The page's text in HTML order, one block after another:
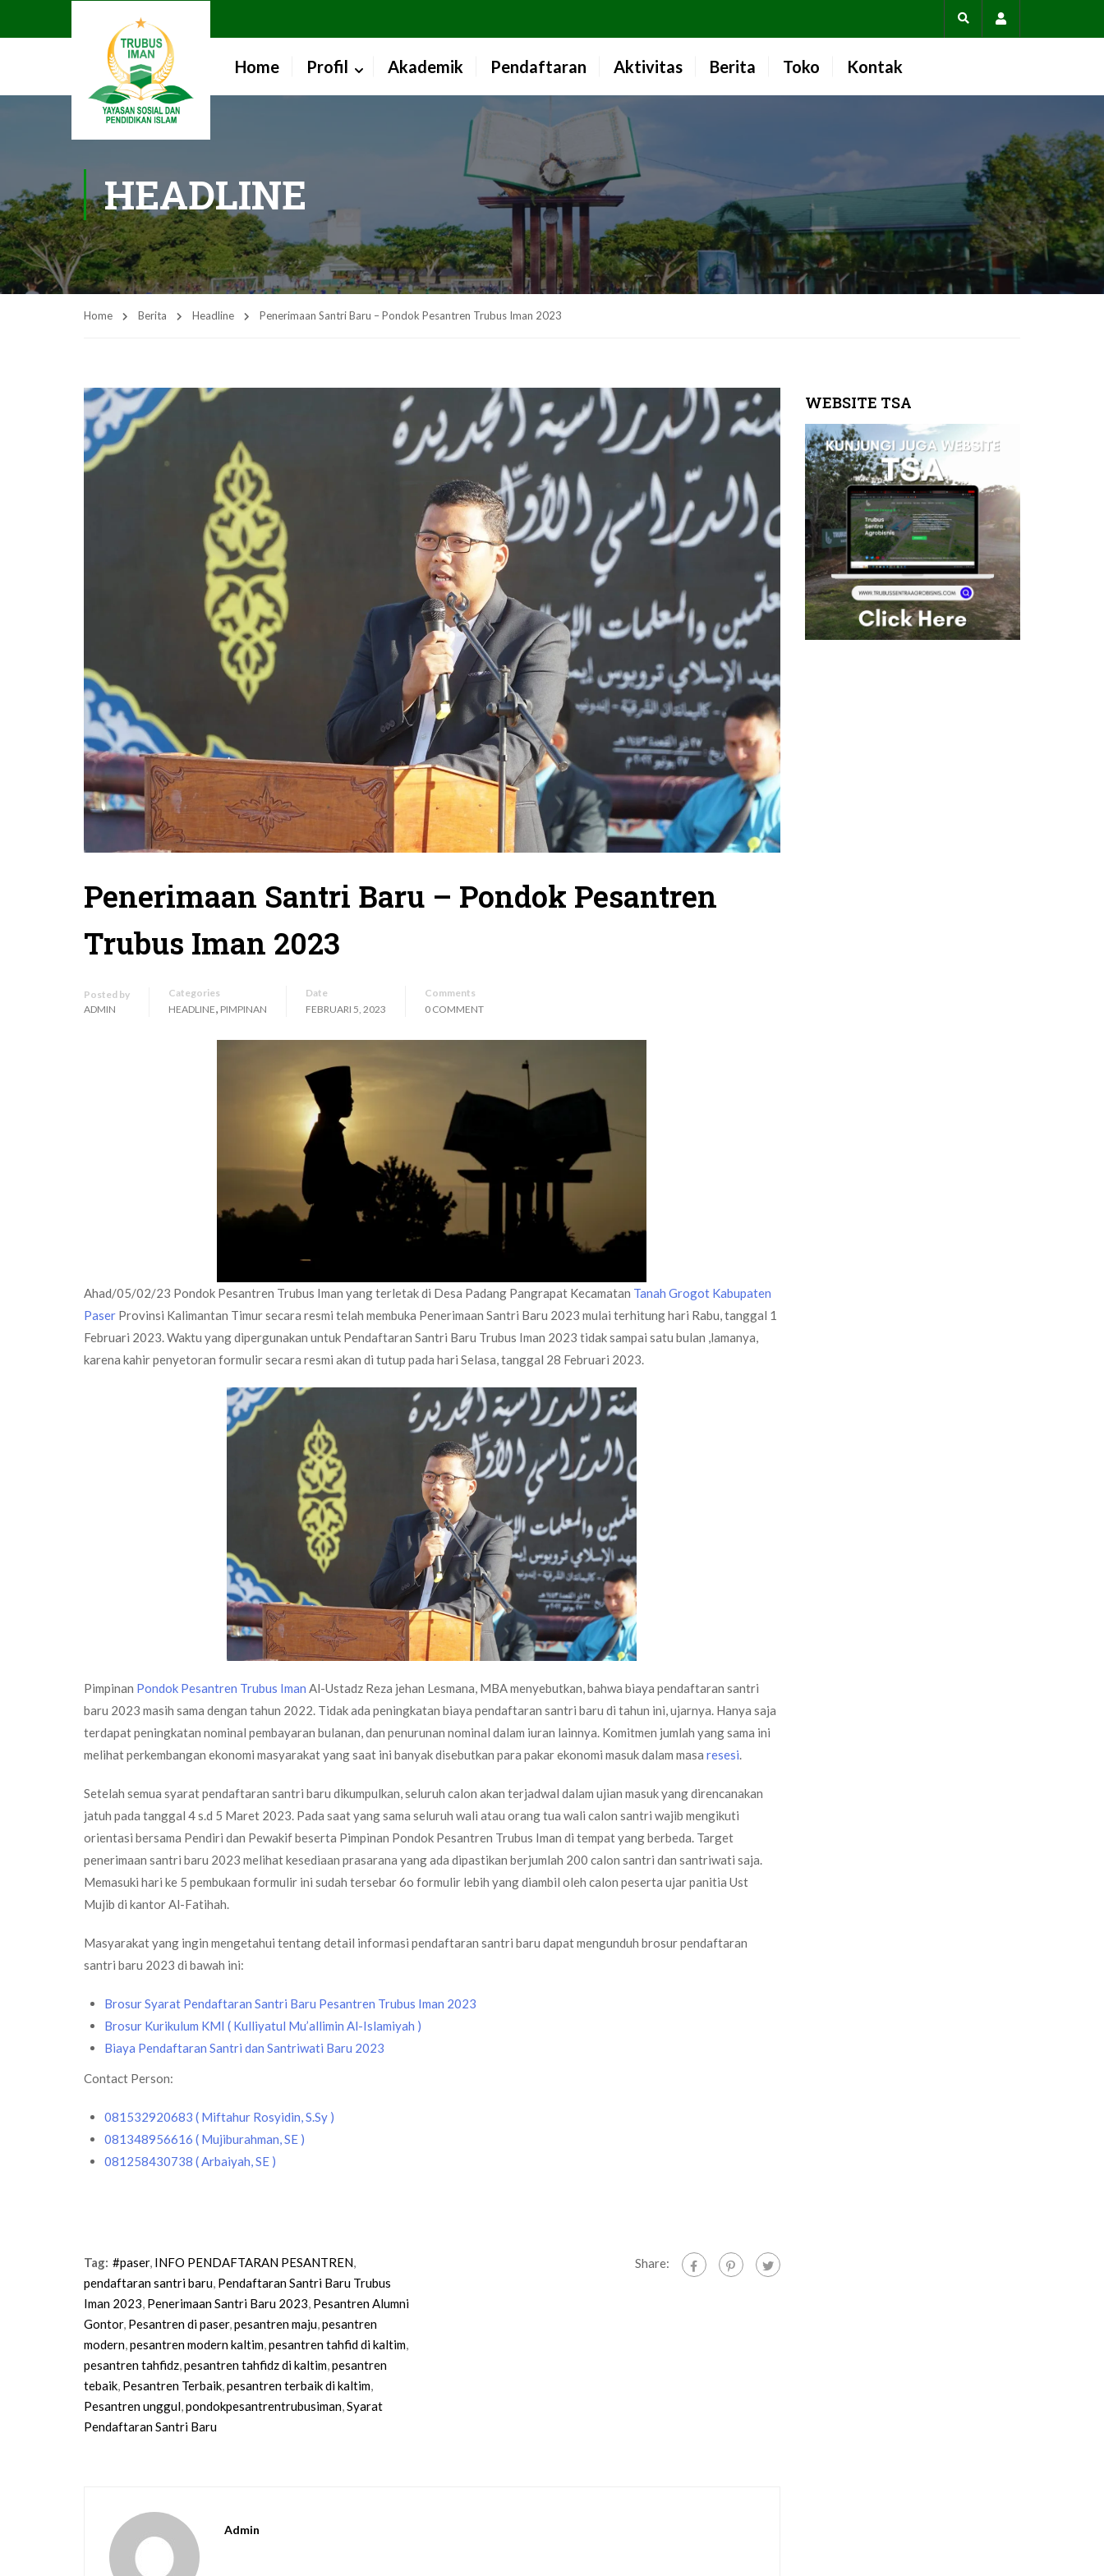
Home Profil Akademik Pendaftaran Aktivitas Berita Toko Kontak
HEADLINE
Home Berita Headline Penerimaan Santri Baru – Pondok Pesantren Trubus Iman 2023
Penerimaan Santri Baru – Pondok Pesantren
Trubus Iman 2023
Posted by
ADMIN
Categories
HEADLINE, PIMPINAN
Date
FEBRUARI 5, 2023
Comments
0 COMMENT
Ahad/05/02/23 Pondok Pesantren Trubus Iman yang terletak di Desa Padang Pangrapat Kecamatan Tanah Grogot Kabupaten
Paser Provinsi Kalimantan Timur secara resmi telah membuka Penerimaan Santri Baru 2023 mulai terhitung hari Rabu, tanggal 1
Februari 2023. Waktu yang dipergunakan untuk Pendaftaran Santri Baru Trubus Iman 2023 tidak sampai satu bulan ,lamanya,
karena kahir penyetoran formulir secara resmi akan di tutup pada hari Selasa, tanggal 28 Februari 2023.
Pimpinan Pondok Pesantren Trubus Iman Al-Ustadz Reza jehan Lesmana, MBA menyebutkan, bahwa biaya pendaftaran santri
baru 2023 masih sama dengan tahun 2022. Tidak ada peningkatan biaya pendaftaran santri baru di tahun ini, ujarnya. Hanya saja
terdapat peningkatan nominal pembayaran bulanan, dan penurunan nominal dalam iuran lainnya. Komitmen jumlah yang sama ini
melihat perkembangan ekonomi masyarakat yang saat ini banyak disebutkan para pakar ekonomi masuk dalam masa resesi.
Setelah semua syarat pendaftaran santri baru dikumpulkan, seluruh calon akan terjadwal dalam ujian masuk yang direncanakan
jatuh pada tanggal 4 s.d 5 Maret 2023. Pada saat yang sama seluruh wali atau orang tua wali calon santri wajib mengikuti
orientasi bersama Pendiri dan Pewakif beserta Pimpinan Pondok Pesantren Trubus Iman di tempat yang berbeda. Target
penerimaan santri baru 2023 melihat kesediaan prasarana yang ada dipastikan berjumlah 200 calon santri dan santriwati saja.
Memasuki hari ke 5 pembukaan formulir ini sudah tersebar 6o formulir lebih yang diambil oleh calon peserta ujar panitia Ust
Mujib di kantor Al-Fatihah.
Masyarakat yang ingin mengetahui tentang detail informasi pendaftaran santri baru dapat mengunduh brosur pendaftaran
santri baru 2023 di bawah ini:
Brosur Syarat Pendaftaran Santri Baru Pesantren Trubus Iman 2023
Brosur Kurikulum KMI ( Kulliyatul Mu’allimin Al-Islamiyah )
Biaya Pendaftaran Santri dan Santriwati Baru 2023
Contact Person:
081532920683 ( Miftahur Rosyidin, S.Sy )
081348956616 ( Mujiburahman, SE )
081258430738 ( Arbaiyah, SE )
Tag: #paser, INFO PENDAFTARAN PESANTREN,
pendaftaran santri baru, Pendaftaran Santri Baru Trubus
Iman 2023, Penerimaan Santri Baru 2023, Pesantren Alumni
Gontor, Pesantren di paser,pesantren maju,pesantren
modern,pesantren modern kaltim,pesantren tahfid di kaltim,
pesantren tahfidz,pesantren tahfidz di kaltim,pesantren
tebaik, Pesantren Terbaik,pesantren terbaik di kaltim,
Pesantren unggul,pondokpesantrentrubusiman,Syarat
Pendaftaran Santri Baru
Share:
Admin
WEBSITE TSA